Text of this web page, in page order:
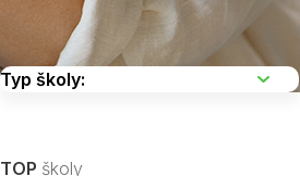
TOP školy